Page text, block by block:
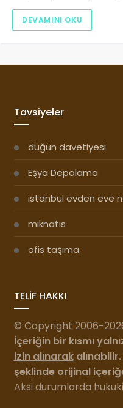
DEVAMINI OKU
Tavsiyeler
düğün davetiyesi
Eşya Depolama
istanbul evden eve
mıknatıs
ofis taşıma
TELİF HAKKI
© Copyright 2006-
İçeriğin bir kısmı
izin alınarakalınabilir.
şeklinde orijinal
Aksi durumlarda